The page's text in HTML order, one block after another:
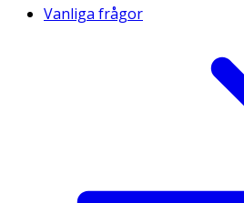
Vanliga frågor